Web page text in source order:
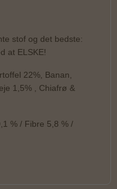
stof og det bedste:
at ELSKE!
22%, Banan,
1,5% , Chiafrø &
% / Fibre 5,8 % /